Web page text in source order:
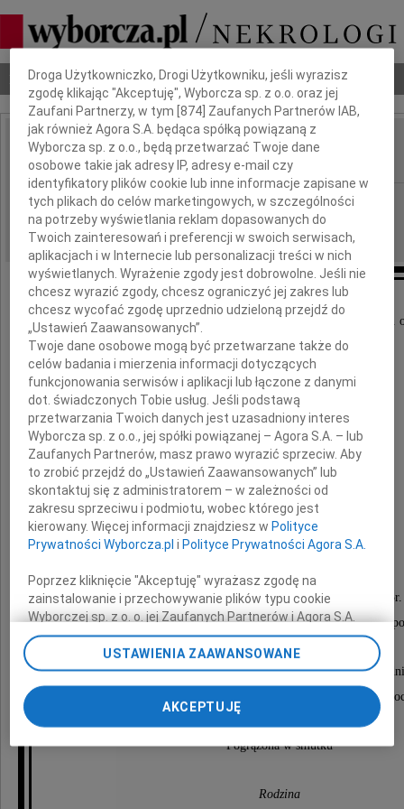
Nekrologi Odeszli Poradnik pogrzebowy
IMIĘ I NAZWISKO: Bożena Karol
REGION: Gdańsk
DATA EMISJI: 16.05.2025
Z głębokim żalem zawiadamiamy, że w dniu 10 maja 2025r.
nasza kochana Mama, Babcia i Prababcia
Bożena Karol
lat 96
Msza Św. żałobna odprawiona zostanie w dniu 17 maja
w Kościele Najświętszego Serca Pana Jezusa w
Uroczystości pogrzebowe rozpoczną się w kościele
o godz. 12:00 na Cmentarzu Komunalnym w
Pogrążona w smutku
Rodzina
Dbamy o Twoją prywatność
Droga Użytkowniczko, Drogi Użytkowniku, jeśli wyrazisz
zgodę klikając "Akceptuję", Wyborcza sp. z o.o. oraz jej
Zaufani Partnerzy, w tym [874 ] Zaufanych Partnerów IAB,
jak również Agora S.A. będąca spółką powiązaną z
Wyborcza sp. z o.o., będą przetwarzać Twoje dane
osobowe takie jak adresy IP, adresy e-mail czy
identyfikatory plików cookie lub inne informacje zapisane w
tych plikach do celów marketingowych, w szczególności
na potrzeby wyświetlania reklam dopasowanych do
Twoich zainteresowań i preferencji w swoich serwisach,
aplikacjach i w Internecie lub personalizacji treści w nich
wyświetlanych. Wyrażenie zgody jest dobrowolne. Jeśli nie
chcesz wyrazić zgody, chcesz ograniczyć jej zakres lub
chcesz wycofać zgodę uprzednio udzieloną przejdź do
„Ustawień Zaawansowanych”.
Twoje dane osobowe mogą być przetwarzane także do
celów badania i mierzenia informacji dotyczących
funkcjonowania serwisów i aplikacji lub łączone z danymi
dot. świadczonych Tobie usług. Jeśli podstawą
przetwarzania Twoich danych jest uzasadniony interes
Wyborcza sp. z o.o., jej spółki powiązanej – Agora S.A. – lub
Zaufanych Partnerów, masz prawo wyrazić sprzeciw. Aby
to zrobić przejdź do „Ustawień Zaawansowanych” lub
skontaktuj się z administratorem – w zależności od
zakresu sprzeciwu i podmiotu, wobec którego jest
kierowany. Więcej informacji znajdziesz w Polityce
Prywatności Wyborcza.pl i Polityce Prywatności Agora S.A.
Poprzez kliknięcie "Akceptuję" wyrażasz zgodę na
zainstalowanie i przechowywanie plików typu cookie
Wyborczej sp. z o. o. jej Zaufanych Partnerów i Agora S.A.
na Twoim urządzeniu końcowym. Możesz też w każdej
chwili zmienić swoje preferencje dot. plików cookie,
ponownie wywołując narzędzie do zarządzania Twoimi
preferencjami dot. przetwarzania danych poprzez
odnośnik „Ustawienia prywatności” w stopce serwisu i
przechodząc do sekcji „Ustawienia zaawansowane”.
Zmiana ustawień plików cookie możliwa jest także za
My, nasi Zaufani Partnerzy i Agora S.A. możemy
USTAWIENIA ZAAWANSOWANE
AKCEPTUJĘ